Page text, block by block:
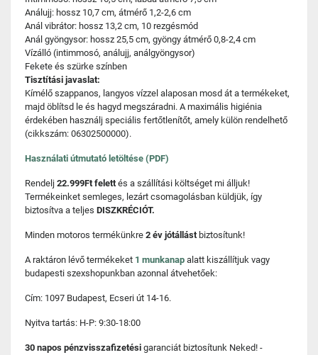
Análujj: hossz 10,7 cm, átmérő 1,2-2,6 cm
Anál vibrátor: hossz 13,2 cm, 10 rezgésmód
Anál gyöngysor: hossz 25,5 cm, gyöngy átmérő 0,8-2,4 cm
Vízálló (intimmosó, análujj, análgyöngysor)
Fekete és szürke színben
Tisztítási javaslat:
Kímélő szappanos, langyos vízzel alaposan mosd át a termékeket,
majd öblítsd le és hagyd megszáradni. A maximális higiénia
érdekében használj speciális fertőtlenítőt, amely külön rendelhető
(cikkszám: 06302500000).
Használati útmutató letöltése (PDF)
Rendelj 22.999Ft felettés a szállítási költséget mi álljuk!
Termékeinket semleges, lezárt csomagolásban küldjük, így
biztosítva a teljes DISZKRÉCIÓT.
Minden motoros termékünkre 2 év jótállást biztosítunk!
A raktáron lévő termékeket 1 munkanap alatt kiszállítjuk vagy
budapesti szexshopunkban azonnal átvehetőek:
Cím: 1097 Budapest, Ecseri út 14-16.
Nyitva tartás: H-P: 9:30-18:00
30 napos pénzvisszafizetési garanciát biztosítunk Neked! -